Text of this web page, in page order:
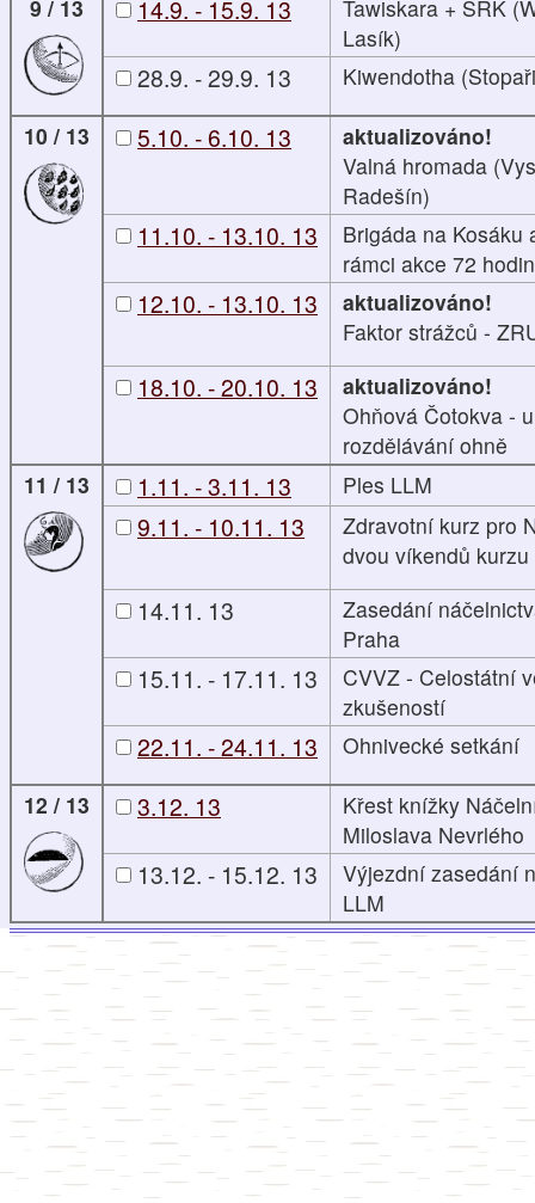
9 / 13 14.9. - 15.9. 13
Tawiskara + SRK
Lasík)
28.9. - 29.9. 13
Kiwendotha
10 / 13
5.10. - 6.10. 13
aktualizováno!
Valná hromada
Radešín)
11.10. - 13.10. 13
Brigáda na Kosáku
rámci akce 72 hodin
12.10. - 13.10. 13
aktualizováno!
Faktor strážců -
18.10. - 20.10. 13
aktualizováno!
Ohňová Čotokva -
rozdělávání ohně
11 / 13
1.11. - 3.11. 13 Ples LLM
9.11. - 10.11. 13
Zdravotní kurz pro
dvou víkendů kurzu
14.11. 13
Zasedání
Praha
15.11. - 17.11. 13
CVVZ - Celostátní
zkušeností
22.11. - 24.11. 13
Ohnivecké setkání
12 / 13
3.12. 13
Křest knížky
Miloslava Nevrlého
13.12. - 15.12. 13
Výjezdní zasedání
LLM